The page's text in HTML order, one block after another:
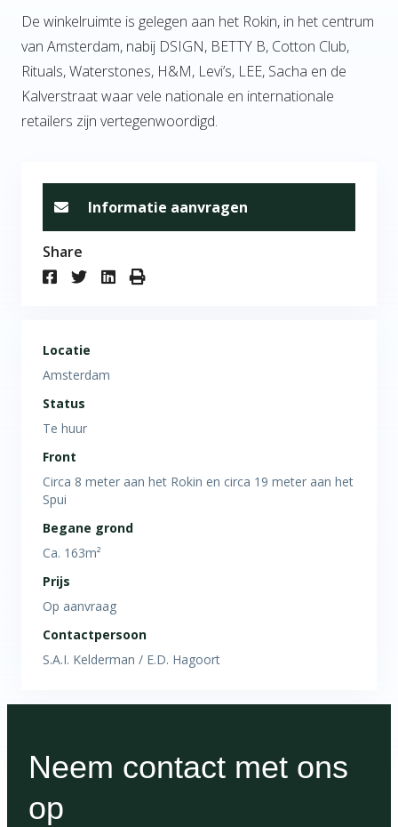
De winkelruimte is gelegen aan het Rokin, in het centrum
van Amsterdam, nabij DSIGN, BETTY B, Cotton Club,
Rituals, Waterstones, H&M, Levi’s, LEE, Sacha en de
Kalverstraat waar vele nationale en internationale
retailers zijn vertegenwoordigd.
Informatie aanvragen
Share
Locatie
Amsterdam
Status
Te huur
Front
Circa 8 meter aan het Rokin en circa 19 meter aan het
Spui
Begane grond
Ca. 163m²
Prijs
Op aanvraag
Contactpersoon
S.A.I. Kelderman / E.D. Hagoort
Neem contact met ons
op